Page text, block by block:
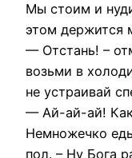
Мы стоим и
этом держится
— Отстань! –
возьми в
не устраивай
— Ай-ай-ай!
Немножечко
пол. – Ну Бога